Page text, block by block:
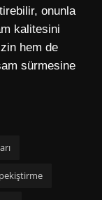
onunla
kalitesini
hem de
sürmesine